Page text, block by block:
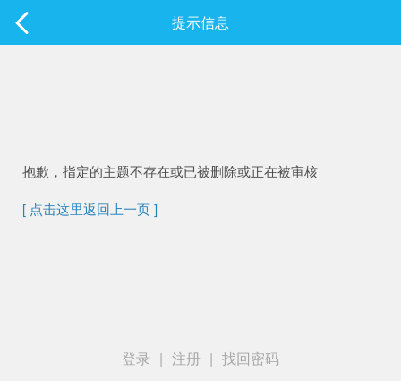
最新发表
提示信息
抱歉，指定的主题不存在或已被删除或正在被审核
[ 点击这里返回上一页 ]
登录 | 注册 | 找回密码